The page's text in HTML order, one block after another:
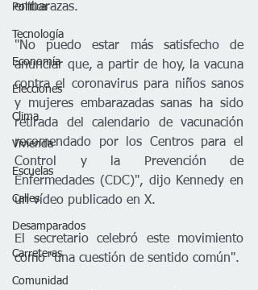
Política
Tecnología
Economía
Elecciones
Clima
Vivienda
Escuelas
Calles
Desamparados
Carreteras
Comunidad
embarazas.
"No puedo estar más satisfecho de
anunciar que, a partir de hoy, la vacuna
contra el coronavirus para niños sanos
y mujeres embarazadas sanas ha sido
retirada del calendario de vacunación
recomendado por los Centros para el
Control y la Prevención de
Enfermedades (CDC)", dijo Kennedy en
un vídeo publicado en X.
El secretario celebró este movimiento
como "una cuestión de sentido común".